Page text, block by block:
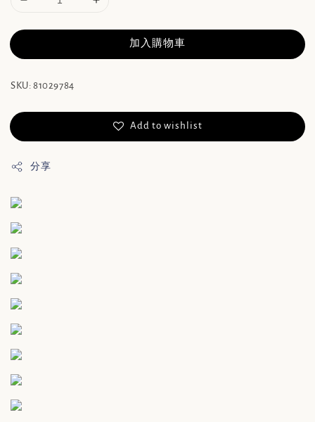
加入購物車
SKU: 81029784
Add to wishlist
分享